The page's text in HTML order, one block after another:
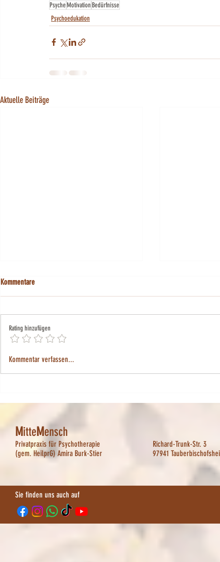
PsycheMotivationBedürfnisse
Psychoedukation
Aktuelle Beiträge
Traumatisierungen wirken auch auf
Kommentare
Rating hinzufügen
Kommentar verfassen...
MitteMensch
Privatpraxis für Psychotherapie
(gem. HeilprG) Amira Burk-Stier
Richard-Trunk-Str. 3
97941
Sie finden uns auch auf